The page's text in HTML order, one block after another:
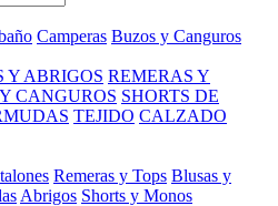
Camperas Buzos y Canguros
Y ABRIGOS REMERAS Y
CANGUROS SHORTS DE
TEJIDO CALZADO
Remeras y Tops Blusas y
Abrigos Shorts y Monos